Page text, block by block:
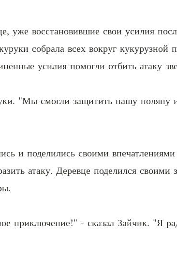
уже восстановившие свои усилия
собрала всех вокруг
усилия помогли отбить атаку
"Мы смогли защитить нашу поляну
и поделились своими
атаку. Деревце поделился
приключение!" - сказал Зайчик. "Я